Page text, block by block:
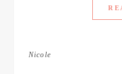
Nicole